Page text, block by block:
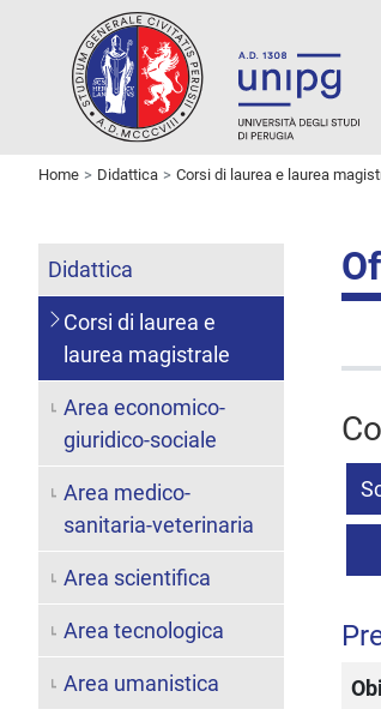
Home Didattica Corsi di laurea e laurea
Didattica
Corsi di laurea e
laurea magistrale
Area economico-
giuridico-sociale
Area medico-
sanitaria-veterinaria
Area scientifica
Area tecnologica
Area umanistica